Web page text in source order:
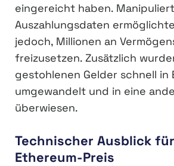
eingereicht haben.
Auszahlungsdaten
jedoch, Millionen an
freizusetzen. Zusätzlich
gestohlenen Gelder schnell in
umgewandelt und in eine
überwiesen.
Technischer Ausblick
Ethereum-Preis